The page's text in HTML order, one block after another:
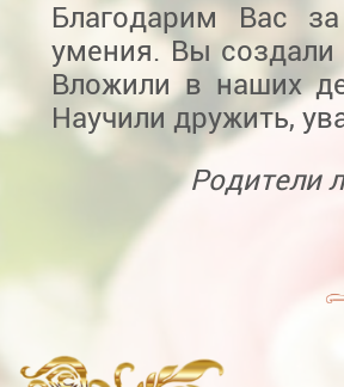
Благодарим Вас
умения. Вы создали
Вложили в наших
Научили дружить,
Родители